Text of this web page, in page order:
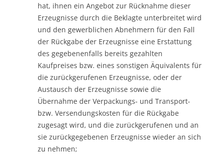
hat, ihnen ein Angebot zur Rücknahme dieser
Erzeugnisse durch die Beklagte unterbreitet wird
und den gewerblichen Abnehmern für den Fall
der Rückgabe der Erzeugnisse eine Erstattung
des gegebenenfalls bereits gezahlten
Kaufpreises bzw. eines sonstigen Äquivalents für
die zurückgerufenen Erzeugnisse, oder der
Austausch der Erzeugnisse sowie die
Übernahme der Verpackungs- und Transport-
bzw. Versendungskosten für die Rückgabe
zugesagt wird, und die zurückgerufenen und an
sie zurückgegebenen Erzeugnisse wieder an sich
zu nehmen;